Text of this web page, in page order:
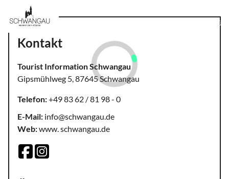
MENÜ
Kontakt
Tourist Information Schwangau
Gipsmühlweg 5, 87645 Schwangau
Telefon:+49 83 62 / 81 98 - 0
E-Mail: info@schwangau.de
Web:www. schwangau.de